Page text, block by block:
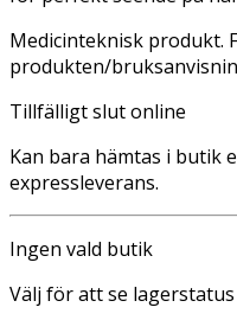
Medicinteknisk produkt.
produkten/
Tillfälligt slut online
Kan bara hämtas i butik
expressleverans.
Ingen vald butik
Välj för att se lagerstatus